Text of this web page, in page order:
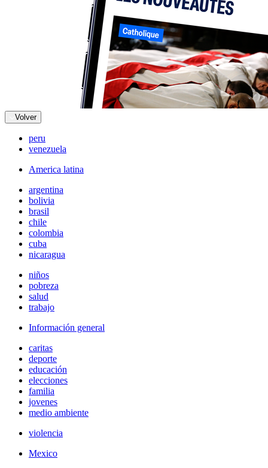
Volver
peru
venezuela
America latina
argentina
bolivia
brasil
chile
colombia
cuba
nicaragua
niños
pobreza
salud
trabajo
Información general
caritas
deporte
educación
elecciones
familia
jovenes
medio ambiente
violencia
Mexico